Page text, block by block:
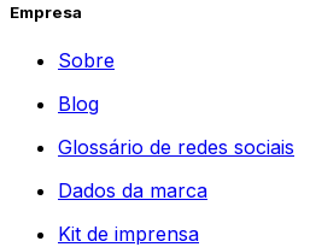
Empresa
Sobre
Blog
Glossário de redes sociais
Dados da marca
Kit de imprensa